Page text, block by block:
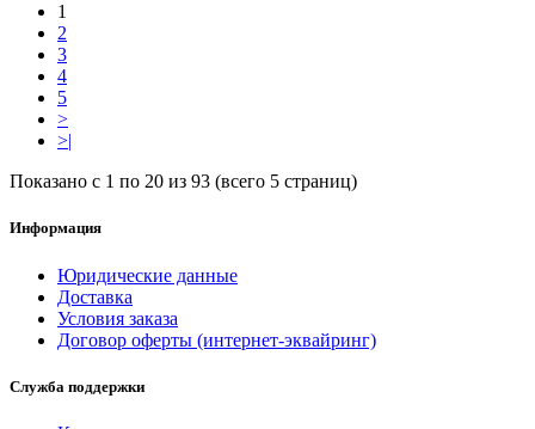
1
2
3
4
5
>
>|
Показано с 1 по 20 из 93 (всего 5 страниц)
Информация
Юридические данные
Доставка
Условия заказа
Договор оферты (интернет-эквайринг)
Служба поддержки